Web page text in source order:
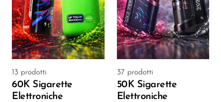
UWELL
VapMod
VIHO
Voom
Vozol
13 prodotti
60K Sigarette
Elettroniche
37 prodotti
50K Sigarette
Elettroniche